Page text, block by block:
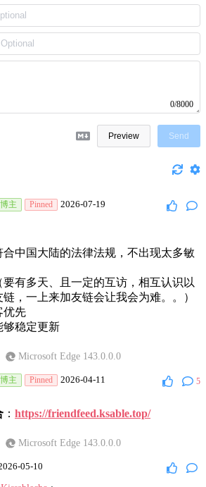
0/8000
Preview Send
博主 Pinned 2026-07-19
合中国大陆的法律法规，不出现太多敏
要有多天、且一定的互访，相互认识以
，一上来加友链会让我会为难。。）
优先
够稳定更新
Microsoft Edge 143.0.0.0
博主 Pinned 2026-04-11 5
： https://friendfeed.ksable.top/
Microsoft Edge 143.0.0.0
05-10